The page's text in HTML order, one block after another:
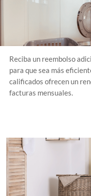
Reciba un reembolso
para que sea más
calificados ofrecen un
facturas mensuales.